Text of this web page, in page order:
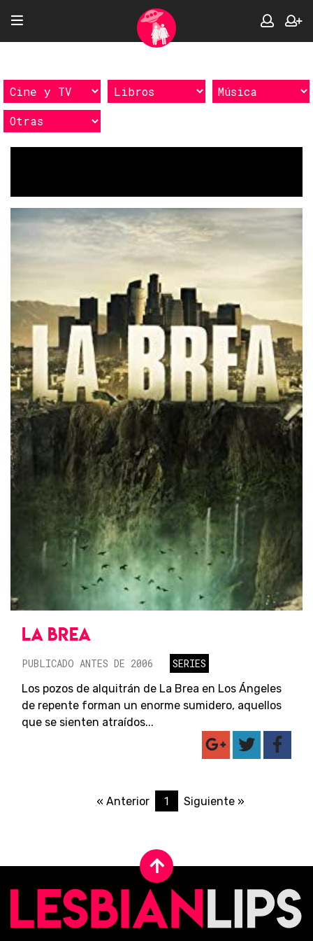
LA BREA
PUBLICADO ANTES DE 2006
SERIES
Los pozos de alquitrán de La Brea en Los Ángeles
de repente forman un enorme sumidero, aquellos
que se sienten atraídos...
« Anterior 1 Siguiente »